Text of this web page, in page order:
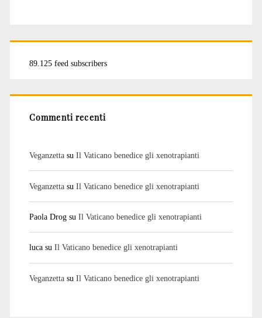
89.125 feed subscribers
Commenti recenti
Veganzettasu Il Vaticano benedice gli xenotrapianti
Veganzettasu Il Vaticano benedice gli xenotrapianti
Paola Drogsu Il Vaticano benedice gli xenotrapianti
lucasu Il Vaticano benedice gli xenotrapianti
Veganzettasu Il Vaticano benedice gli xenotrapianti